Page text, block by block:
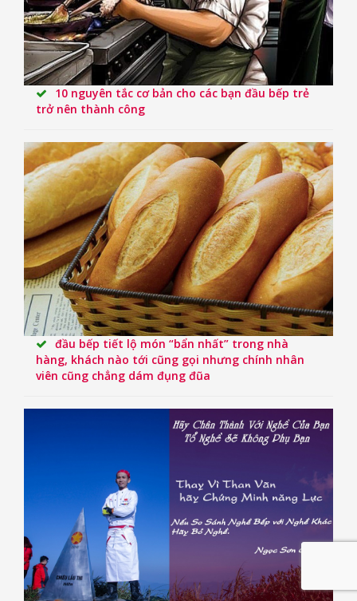
10 nguyên tắc cơ bản cho các bạn đầu bếp trẻ
trở nên thành công
đầu bếp tiết lộ món “bẩn nhất” trong nhà
hàng, khách nào tới cũng gọi nhưng chính nhân
viên cũng chẳng dám đụng đũa